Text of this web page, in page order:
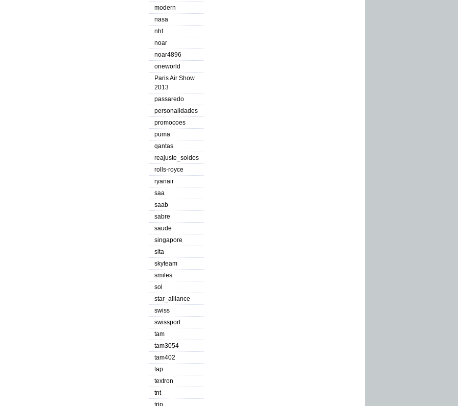
modern
nasa
nht
noar
noar4896
oneworld
Paris Air Show
2013
passaredo
personalidades
promocoes
puma
qantas
reajuste_soldos
rolls-royce
ryanair
saa
saab
sabre
saude
singapore
sita
skyteam
smiles
sol
star_alliance
swiss
swissport
tam
tam3054
tam402
tap
textron
tnt
trip